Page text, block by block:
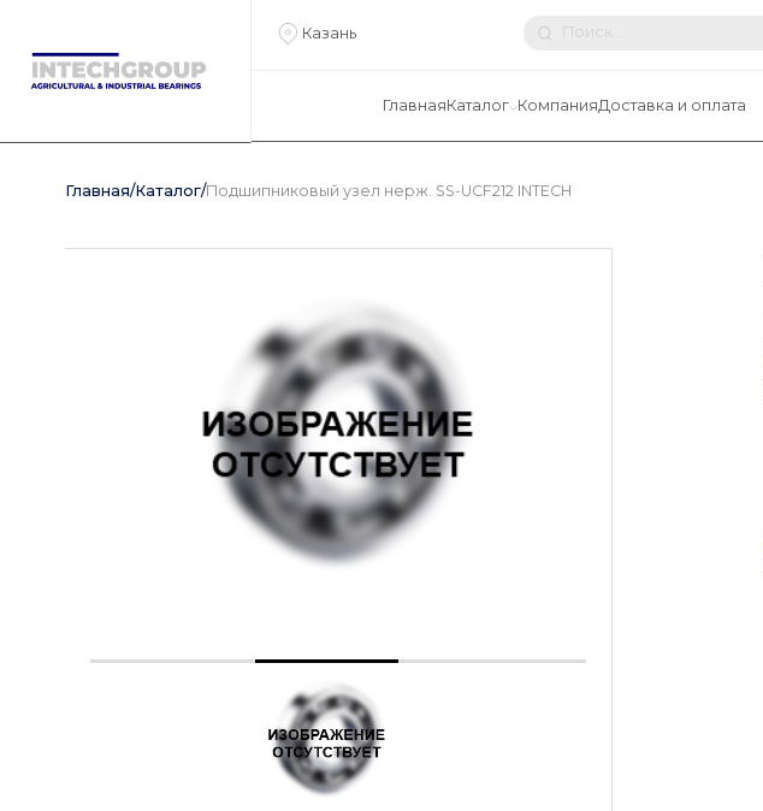
Казань
ГлавнаяКаталог КомпанияДоставка и оплата
Главная/Каталог/Подшипниковый узел нерж. SS-UCF212 INTECH